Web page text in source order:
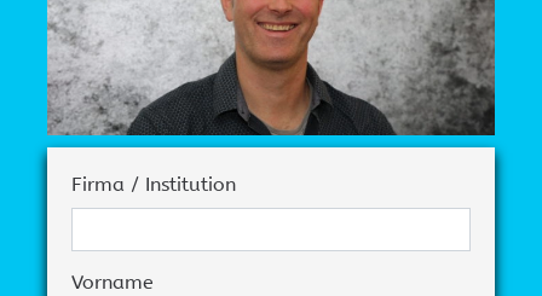
Firma / Institution
Vorname